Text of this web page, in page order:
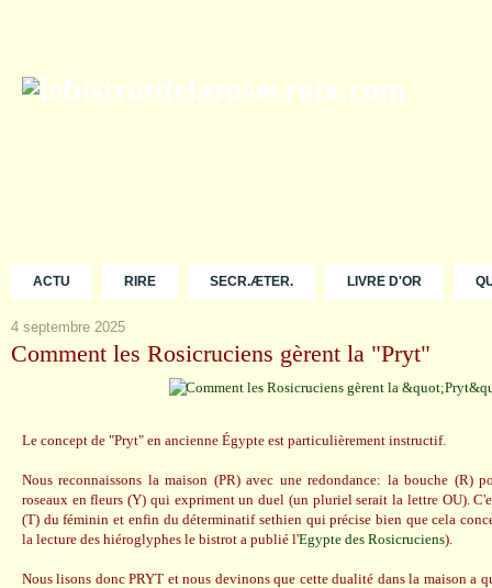
ACTU RIRE SECR.ÆTER. LIVRE D'OR
4 septembre 2025
Comment les Rosicruciens gèrent la "Pryt"
Le concept de "Pryt" en ancienne Égypte est particulièrement instructif.
Nous reconnaissons la maison (PR) avec une redondance: la bouche (R)
roseaux en fleurs (Y) qui expriment un duel (un pluriel serait la lettre OU).
(T) du féminin et enfin du déterminatif sethien qui précise bien que cela
la lecture des hiéroglyphes le bistrot a publié l'Egypte des Rosicruciens).
Nous lisons donc PRYT et nous devinons que cette dualité dans la maison a